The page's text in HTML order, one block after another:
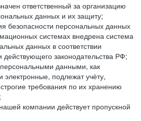
ответственный за организацию
данных и их защиту;
безопасности персональных данных
системах внедрена система
данных в соответствии
действующего законодательства РФ;
данными, как
электронные, подлежат учёту,
требования по их хранению
компании действует пропускной